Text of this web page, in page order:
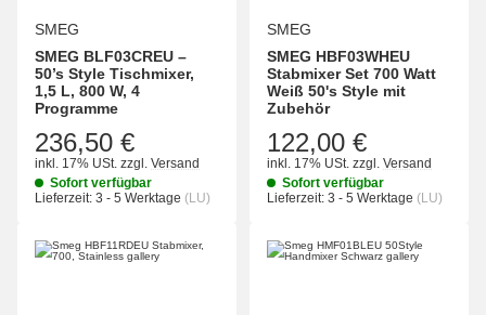
SMEG
SMEG BLF03CREU –
50’s Style Tischmixer,
1,5 L, 800 W, 4
Programme
236,50 €
inkl. 17% USt. zzgl. Versand
Sofort verfügbar
Lieferzeit: 3 - 5 Werktage (LU)
SMEG
SMEG HBF03WHEU
Stabmixer Set 700 Watt
Weiß 50's Style mit
Zubehör
122,00 €
inkl. 17% USt. zzgl. Versand
Sofort verfügbar
Lieferzeit: 3 - 5 Werktage (LU)